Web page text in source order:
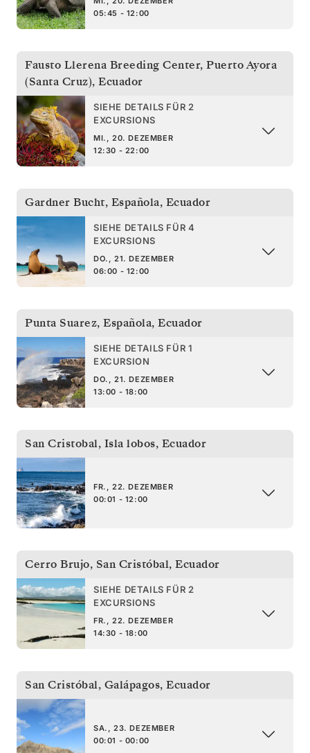
05:45 - 12:00
Fausto Llerena Breeding Center, Puerto Ayora
(Santa Cruz), Ecuador
SIEHE DETAILS FÜR 2
EXCURSIONS
MI., 20. DEZEMBER
12:30 - 22:00
Gardner Bucht, Española, Ecuador
SIEHE DETAILS FÜR 4
EXCURSIONS
DO., 21. DEZEMBER
06:00 - 12:00
Punta Suarez, Española, Ecuador
SIEHE DETAILS FÜR 1
EXCURSION
DO., 21. DEZEMBER
13:00 - 18:00
San Cristobal, Isla lobos, Ecuador
FR., 22. DEZEMBER
00:01 - 12:00
Cerro Brujo, San Cristóbal, Ecuador
SIEHE DETAILS FÜR 2
EXCURSIONS
FR., 22. DEZEMBER
14:30 - 18:00
San Cristóbal, Galápagos, Ecuador
SA., 23. DEZEMBER
00:01 - 00:00